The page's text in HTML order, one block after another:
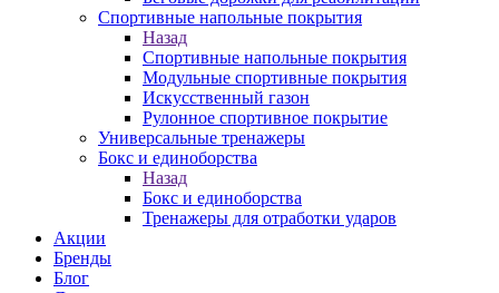
Спортивные напольные покрытия
Назад
Спортивные напольные покрытия
Модульные спортивные покрытия
Искусственный газон
Рулонное спортивное покрытие
Универсальные тренажеры
Бокс и единоборства
Назад
Бокс и единоборства
Тренажеры для отработки ударов
Акции
Бренды
Блог